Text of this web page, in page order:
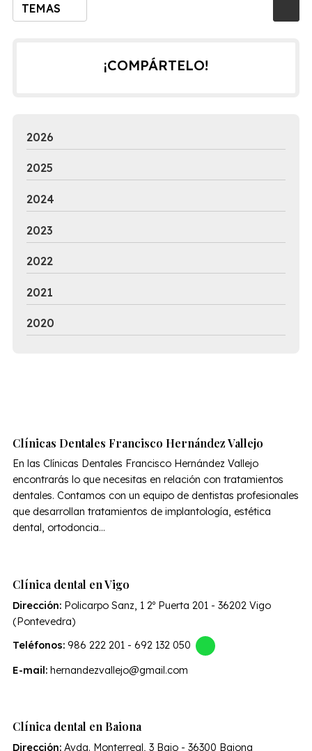
TEMAS
¡COMPÁRTELO!
2026
2025
2024
2023
2022
2021
2020
Clínicas Dentales Francisco Hernández Vallejo
En las Clínicas Dentales Francisco Hernández Vallejo
encontrarás lo que necesitas en relación con tratamientos
dentales. Contamos con un equipo de dentistas profesionales
que desarrollan tratamientos de implantología, estética
dental, ortodoncia...
Clínica dental en Vigo
Dirección: Policarpo Sanz, 1 2º Puerta 201 - 36202 Vigo
(Pontevedra)
Teléfonos: 986 222 201- 692 132 050
E-mail: hernandezvallejo@gmail.com
Clínica dental en Baiona
Dirección: Avda. Monterreal, 3 Bajo - 36300 Baiona